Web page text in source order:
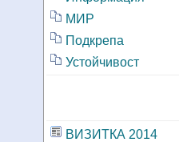
МИР
Подкрепа
Устойчивост
ВИЗИТКА 2014